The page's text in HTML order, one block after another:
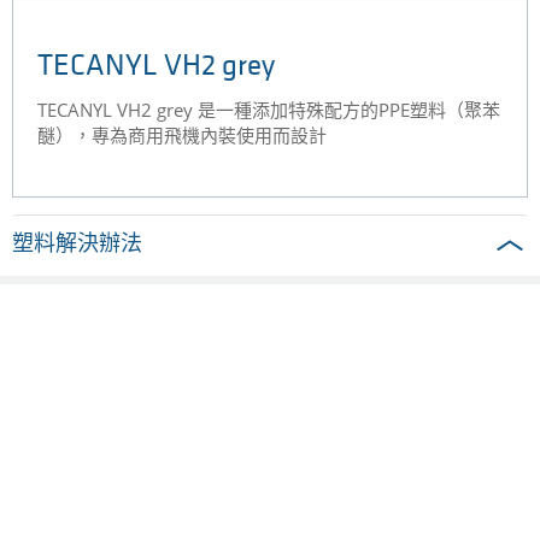
TECANYL VH2 grey
TECANYL VH2 grey 是一種添加特殊配方的PPE塑料（聚苯
醚），專為商用飛機內裝使用而設計
塑料解決辦法